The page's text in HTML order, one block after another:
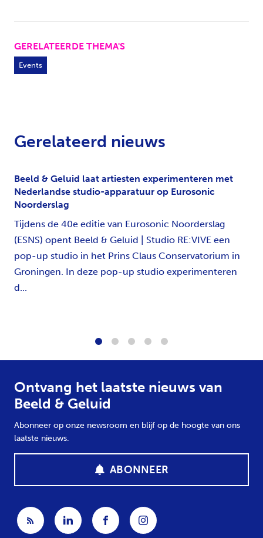
GERELATEERDE THEMA'S
Events
Gerelateerd nieuws
Beeld & Geluid laat artiesten experimenteren met
Nederlandse studio-apparatuur op Eurosonic
Noorderslag
Tijdens de 40e editie van Eurosonic Noorderslag
(ESNS) opent Beeld & Geluid | Studio RE:VIVE een
pop-up studio in het Prins Claus Conservatorium in
Groningen. In deze pop-up studio experimenteren
d...
Ontvang het laatste nieuws van
Beeld & Geluid
Abonneer op onze newsroom en blijf op de hoogte van ons
laatste nieuws.
ABONNEER